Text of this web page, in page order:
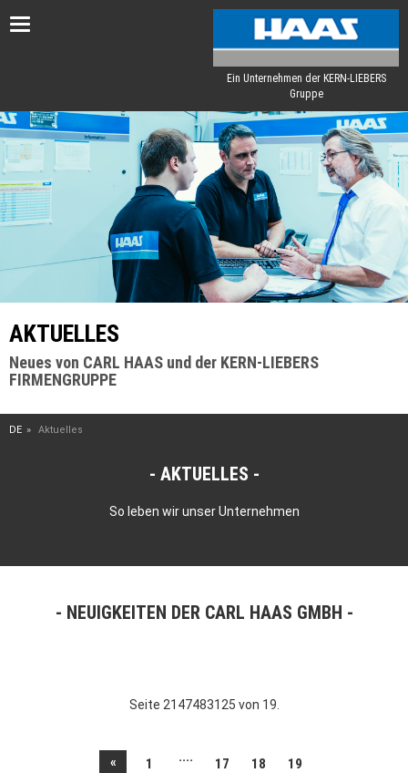
Toggle
Ein Unternehmen der KERN-LIEBERS
Gruppe
AKTUELLES
Neues von CARL HAAS und der KERN-LIEBERS
FIRMENGRUPPE
DE Aktuelles
AKTUELLES
So leben wir unser Unternehmen
NEUIGKEITEN DER CARL HAAS GMBH
Seite 2147483125 von 19.
« 1 .... 17 18 19